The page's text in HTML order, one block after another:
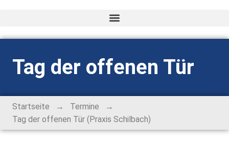
News
Ortsvorsteher-Blog
Termine
Tag der offenen Tür
Startseite → Termine
→
Tag der offenen Tür (Praxis Schilbach)